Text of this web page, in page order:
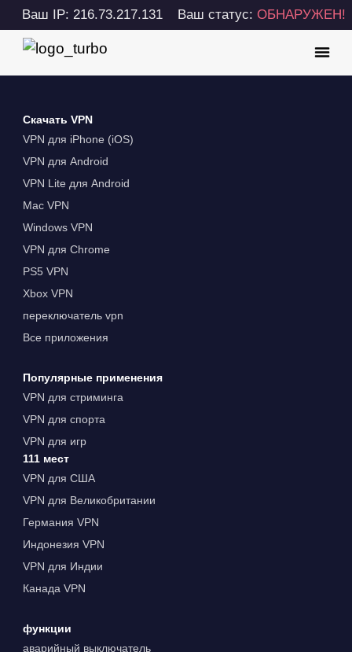
Ваш IP: 216.73.217.131 Ваш статус: ОБНАРУЖЕН!
Скачать VPN
VPN для iPhone (iOS)
VPN для Android
VPN Lite для Android
Mac VPN
Windows VPN
VPN для Chrome
PS5 VPN
Xbox VPN
переключатель vpn
Все приложения
Популярные применения
VPN для стриминга
VPN для спорта
VPN для игр
111 мест
VPN для США
VPN для Великобритании
Германия VPN
Индонезия VPN
VPN для Индии
Канада VPN
функции
аварийный выключатель